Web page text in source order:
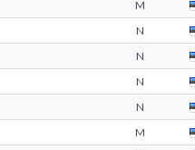
M
N
N
N
N
M